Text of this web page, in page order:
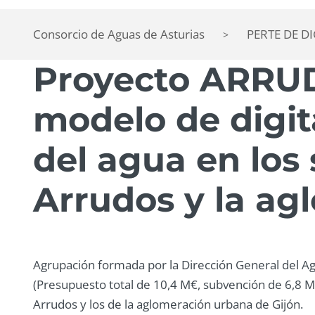
Consorcio de Aguas de Asturias > PERTE DE
Proyecto
modelo de
del agua en los
Arrudos y la
Agrupación formada por la Dirección General del
(Presupuesto total de 10,4 M€, subvención de 6,8
Arrudos y los de la aglomeración urbana de Gijón.